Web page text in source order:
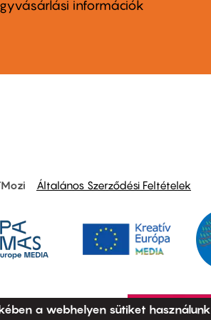
információk
Általános Szerződési Feltételek
a webhelyen sütiket használunk